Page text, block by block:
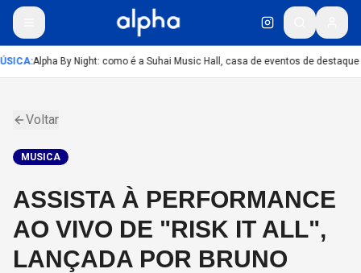
:Alpha By Night: como é a Suhai Music Hall, casa de eventos de destaque
Voltar
MUSICA
ASSISTA À PERFORMANCE
AO VIVO DE "RISK IT ALL",
LANÇADA POR BRUNO